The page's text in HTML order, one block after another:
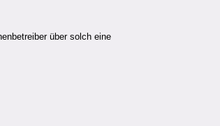
über solch eine